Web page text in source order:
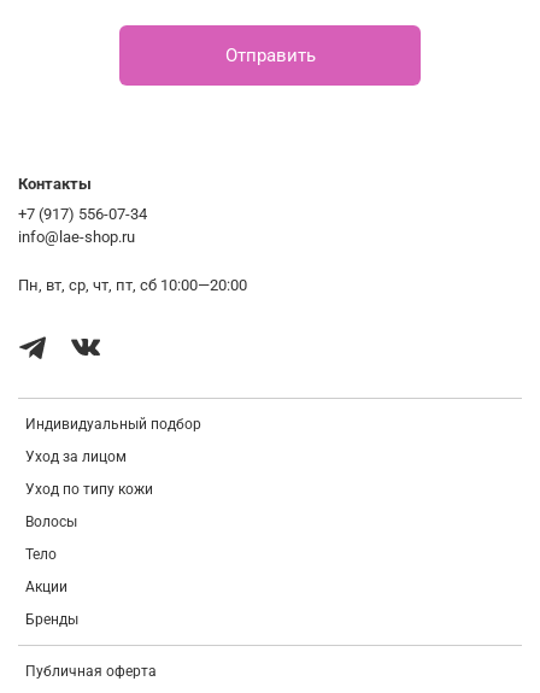
Отправить
Индивидуальный подбор
Уход за лицом
Уход по типу кожи
Волосы
Тело
Акции
Бренды
Публичная оферта
Контакты
+7 (917) 556-07-34
info@lae-shop.ru
Пн, вт, ср, чт, пт, сб 10:00—20:00